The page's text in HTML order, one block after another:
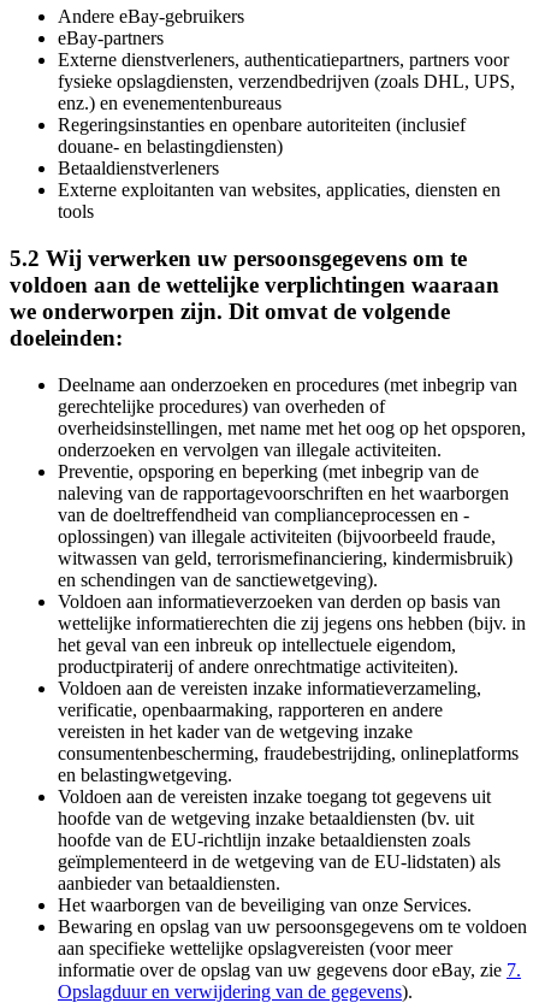
Andere eBay-gebruikers
eBay-partners
Externe dienstverleners, authenticatiepartners, partners voor
fysieke opslagdiensten, verzendbedrijven (zoals DHL, UPS,
enz.) en evenementenbureaus
Regeringsinstanties en openbare autoriteiten (inclusief
douane- en belastingdiensten)
Betaaldienstverleners
Externe exploitanten van websites, applicaties, diensten en
tools
5.2 Wij verwerken uw persoonsgegevens om te
voldoen aan de wettelijke verplichtingen waaraan
we onderworpen zijn. Dit omvat de volgende
doeleinden:
Deelname aan onderzoeken en procedures (met inbegrip van
gerechtelijke procedures) van overheden of
overheidsinstellingen, met name met het oog op het opsporen,
onderzoeken en vervolgen van illegale activiteiten.
Preventie, opsporing en beperking (met inbegrip van de
naleving van de rapportagevoorschriften en het waarborgen
van de doeltreffendheid van complianceprocessen en -
oplossingen) van illegale activiteiten (bijvoorbeeld fraude,
witwassen van geld, terrorismefinanciering, kindermisbruik)
en schendingen van de sanctiewetgeving).
Voldoen aan informatieverzoeken van derden op basis van
wettelijke informatierechten die zij jegens ons hebben (bijv. in
het geval van een inbreuk op intellectuele eigendom,
productpiraterij of andere onrechtmatige activiteiten).
Voldoen aan de vereisten inzake informatieverzameling,
verificatie, openbaarmaking, rapporteren en andere
vereisten in het kader van de wetgeving inzake
consumentenbescherming, fraudebestrijding, onlineplatforms
en belastingwetgeving.
Voldoen aan de vereisten inzake toegang tot gegevens uit
hoofde van de wetgeving inzake betaaldiensten (bv. uit
hoofde van de EU-richtlijn inzake betaaldiensten zoals
geïmplementeerd in de wetgeving van de EU-lidstaten) als
aanbieder van betaaldiensten.
Het waarborgen van de beveiliging van onze Services.
Bewaring en opslag van uw persoonsgegevens om te voldoen
aan specifieke wettelijke opslagvereisten (voor meer
informatie over de opslag van uw gegevens door eBay, zie 7.
Opslagduur en verwijdering van de gegevens).